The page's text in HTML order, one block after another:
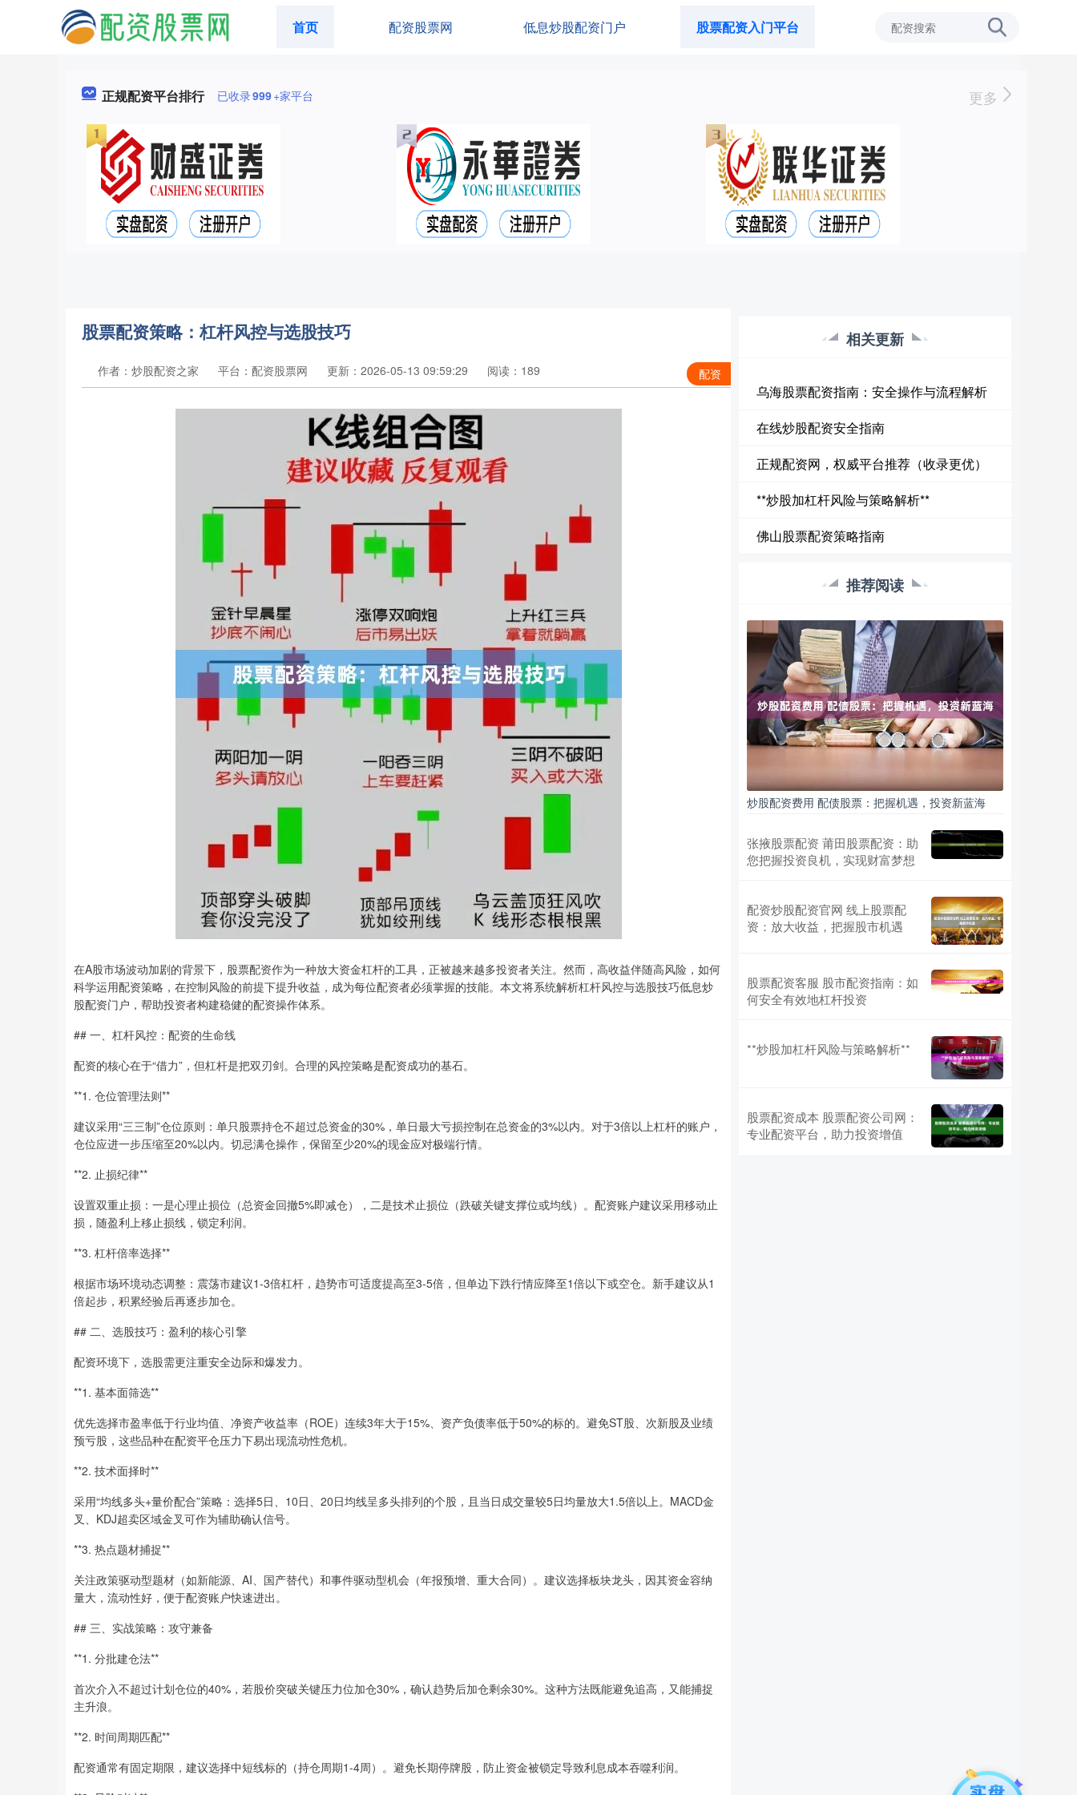
首页 配资股票网 低息炒股配资门户 股票配资入门平台
正规配资平台排行 已收录999+家平台 更多
股票配资策略：杠杆风控与选股技巧
配资
作者：炒股配资之家 平台：配资股票网 更新：2026-05-13 09:59:29 阅读：189
在A股市场波动加剧的背景下，股票配资作为一种放大资金杠杆的工具，正被越来越多投资者关注。然而，高收益伴随高风险，如何
科学运用配资策略，在控制风险的前提下提升收益，成为每位配资者必须掌握的技能。本文将系统解析杠杆风控与选股技巧低息炒
股配资门户，帮助投资者构建稳健的配资操作体系。
## 一、杠杆风控：配资的生命线
配资的核心在于“借力”，但杠杆是把双刃剑。合理的风控策略是配资成功的基石。
**1. 仓位管理法则**
建议采用“三三制”仓位原则：单只股票持仓不超过总资金的30%，单日最大亏损控制在总资金的3%以内。对于3倍以上杠杆的账户，
仓位应进一步压缩至20%以内。切忌满仓操作，保留至少20%的现金应对极端行情。
**2. 止损纪律**
设置双重止损：一是心理止损位（总资金回撤5%即减仓），二是技术止损位（跌破关键支撑位或均线）。配资账户建议采用移动止
损，随盈利上移止损线，锁定利润。
**3. 杠杆倍率选择**
根据市场环境动态调整：震荡市建议1-3倍杠杆，趋势市可适度提高至3-5倍，但单边下跌行情应降至1倍以下或空仓。新手建议从1
倍起步，积累经验后再逐步加仓。
## 二、选股技巧：盈利的核心引擎
配资环境下，选股需更注重安全边际和爆发力。
**1. 基本面筛选**
优先选择市盈率低于行业均值、净资产收益率（ROE）连续3年大于15%、资产负债率低于50%的标的。避免ST股、次新股及业绩
预亏股，这些品种在配资平仓压力下易出现流动性危机。
**2. 技术面择时**
采用“均线多头+量价配合”策略：选择5日、10日、20日均线呈多头排列的个股，且当日成交量较5日均量放大1.5倍以上。MACD金
叉、KDJ超卖区域金叉可作为辅助确认信号。
**3. 热点题材捕捉**
关注政策驱动型题材（如新能源、AI、国产替代）和事件驱动型机会（年报预增、重大合同）。建议选择板块龙头，因其资金容纳
量大，流动性好，便于配资账户快速进出。
## 三、实战策略：攻守兼备
**1. 分批建仓法**
首次介入不超过计划仓位的40%，若股价突破关键压力位加仓30%，确认趋势后加仓剩余30%。这种方法既能避免追高，又能捕捉
主升浪。
**2. 时间周期匹配**
配资通常有固定期限，建议选择中短线标的（持仓周期1-4周）。避免长期停牌股，防止资金被锁定导致利息成本吞噬利润。
相关更新
乌海股票配资指南：安全操作与流程解析
在线炒股配资安全指南
正规配资网，权威平台推荐（收录更优）
**炒股加杠杆风险与策略解析**
佛山股票配资策略指南
推荐阅读
炒股配资费用 配债股票：把握机遇，投资新蓝海
张掖股票配资 莆田股票配资：助
您把握投资良机，实现财富梦想
配资炒股配资官网 线上股票配
资：放大收益，把握股市机遇
股票配资客服 股市配资指南：如
何安全有效地杠杆投资
**炒股加杠杆风险与策略解析**
股票配资成本 股票配资公司网：
专业配资平台，助力投资增值